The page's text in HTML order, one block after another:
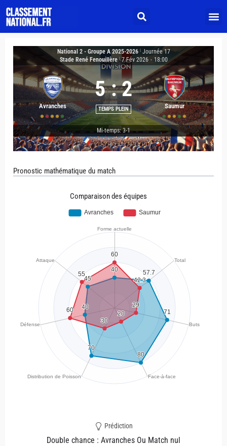
National 2 - Groupe A 2025-2026
Journée 17
Stade René Fenouillère | 7 Fév 2026 - 18:00
Avranches
5 : 2
TEMPS PLEIN Saumur
Mi-temps: 3-1
Pronostic mathématique du match
Comparaison des équipes
Prédiction
Double chance : Avranches Ou Match nul